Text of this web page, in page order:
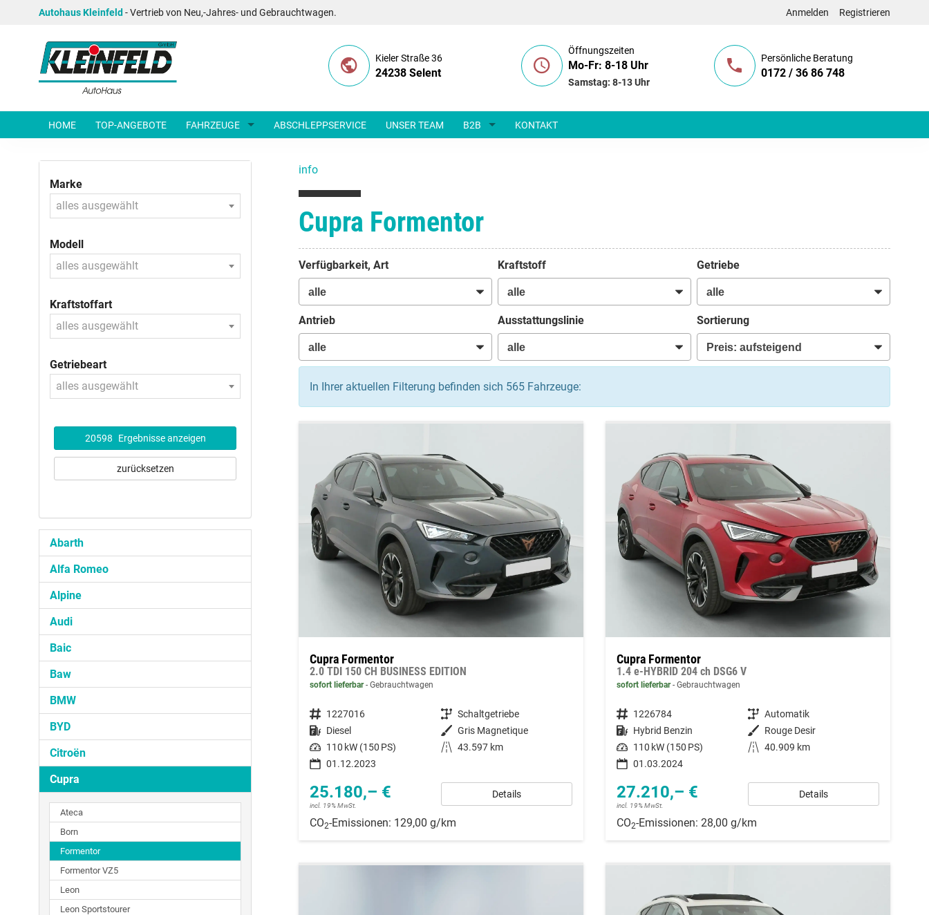
Autohaus Kleinfeld - Vertrieb von Neu,-Jahres- und Gebrauchtwagen. Anmelden Registrieren
Kieler Straße 36
24238 Selent
Öffnungszeiten
Mo-Fr: 8-18 Uhr
Samstag: 8-13 Uhr
Persönliche Beratung
0172 / 36 86 748
HOME TOP-ANGEBOTE FAHRZEUGE ABSCHLEPPSERVICE UNSER TEAM B2B KONTAKT
info
Cupra Formentor
Verfügbarkeit, Art Kraftstoff Getriebe
Antrieb Ausstattungslinie Sortierung
In Ihrer aktuellen Filterung befinden sich 565Fahrzeuge:
Cupra Formentor
2.0 TDI 150 CH BUSINESS EDITION
sofort lieferbar Gebrauchtwagen
Fahrzeugnummer 1227016 Getriebe Schaltgetriebe
Kraftstoff Diesel Außenfarbe Gris Magnetique
Leistung 110 kW (150 PS) Kilometerstand 43.597 km
01.12.2023
25.180,– €
incl. 19% MwSt.
Details
CO2-Emissionen: 129,00 g/km
Cupra Formentor
1.4 e-HYBRID 204 ch DSG6 V
sofort lieferbar Gebrauchtwagen
Fahrzeugnummer 1226784 Getriebe Automatik
Kraftstoff Hybrid Benzin Außenfarbe Rouge Desir
Leistung 110 kW (150 PS) Kilometerstand 40.909 km
01.03.2024
27.210,– €
incl. 19% MwSt.
Details
CO2-Emissionen: 28,00 g/km
Marke
alles ausgewählt
Modell
alles ausgewählt
Kraftstoffart
alles ausgewählt
Getriebeart
alles ausgewählt
20598 Ergebnisse anzeigen
zurücksetzen
Abarth
Alfa Romeo
Alpine
Audi
Baic
Baw
BMW
BYD
Citroën
Cupra
Ateca
Born
Formentor
Formentor VZ5
Leon
Leon Sportstourer